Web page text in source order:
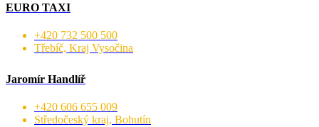
EURO TAXI
+420 732 500 500
Třebíč, Kraj Vysočina
Jaromír Handlíř
+420 606 655 009
Středočeský kraj, Bohutín